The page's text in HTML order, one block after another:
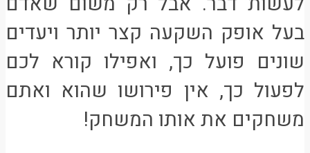
בעל אופק השקעה קצר יותר ויעדים
שונים פועל כך, ואפילו קורא לכם
לפעול כך, אין פירושו שהוא ואתם
משחקים את אותו המשחק!